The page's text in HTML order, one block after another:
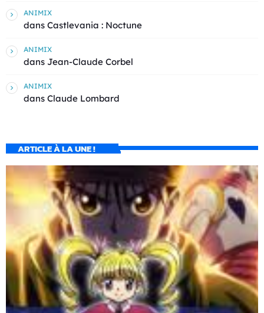
ANIMIX
dans Castlevania : Noctune
ANIMIX
dans Jean-Claude Corbel
ANIMIX
dans Claude Lombard
ARTICLE À LA UNE !